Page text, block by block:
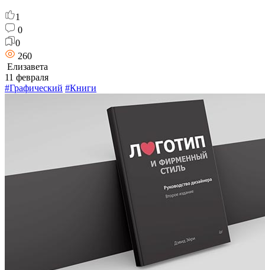
1
0
0
260
Елизавета
11 февраля
#Графический #Книги